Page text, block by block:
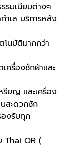
รมเนียมต่างๆ
ำเล บริการหลัง
โนมัติมากกว่า
ครื่องซักผ้าและ
รียญ และเครื่อง
สะดวกซัก
องรับทุก
Thai QR (